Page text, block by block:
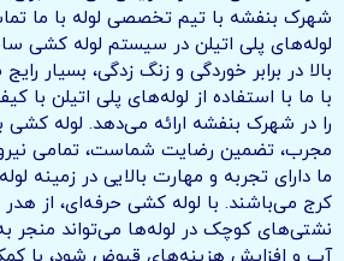
شهرک بنفشه با تیم تخصصی لوله با ما
لوله‌های پلی اتیلن در سیستم لوله کشی
بالا در برابر خوردگی و زنگ زدگی، بسیار
با ما با استفاده از لوله‌های پلی اتیلن
را در شهرک بنفشه ارائه می‌دهد. لوله کشی
مجرب، تضمین رضایت شماست، تمامی
ما دارای تجربه و مهارت بالایی در زمینه
کرج می‌باشند. با لوله کشی حرفه‌ای، از
نشتی‌های کوچک در لوله‌ها می‌تواند منجر